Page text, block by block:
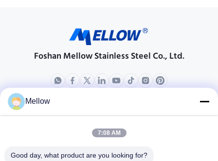
Foshan Mellow Stainless Steel Co., Ltd.
পণ্য
কোম্পানির প্রোফাইল
Mellow
7:08 AM
Good day, what product are you looking for?